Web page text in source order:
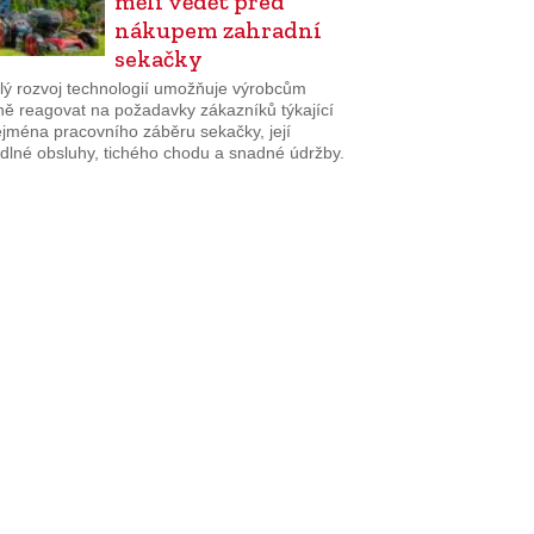
nákupem zahradní
sekačky
rozvoj technologií umožňuje výrobcům
reagovat na požadavky zákazníků týkající
pracovního záběru sekačky, její
obsluhy, tichého chodu a snadné údržby.